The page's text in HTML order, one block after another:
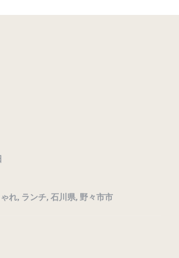
れ, ランチ, 石川県, 野々市市